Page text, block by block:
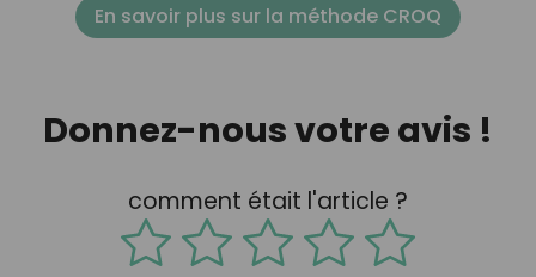
En savoir plus sur la méthode CROQ
Donnez-nous votre avis !
comment était l'article ?